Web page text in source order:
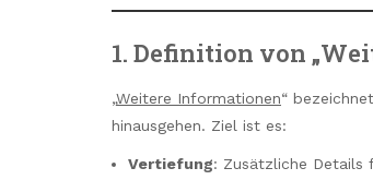
1. Definition von
„Weitere Informationen“
hinausgehen. Ziel ist es:
Vertiefung: Zusätzliche Details